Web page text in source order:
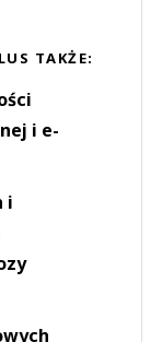
TAKŻE:
i e-
i